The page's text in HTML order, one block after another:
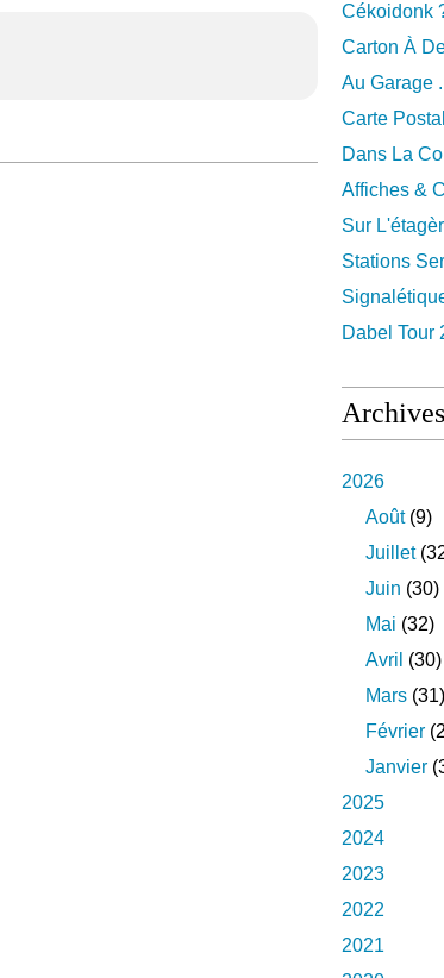
Cékoidonk
Carton À
Au Garage
Carte
Dans La
Affiches &
Sur
Stations
Dabel Tour
Archives
2026
Août(9)
Juillet
Juin (30)
Mai (32)
Avril (30)
Mars (31)
Février
Janvier
2025
2024
2023
2022
2021